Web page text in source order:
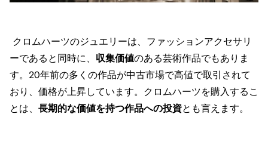
クロムハーツのジュエリーは、ファッションアクセサリ
ーであると同時に、 収集価値のある芸術作品でもありま
す。20年前の多くの作品が中古市場で高値で取引されて
おり、価格が上昇しています。クロムハーツを購入するこ
とは、 長期的な価値を持つ作品への投資とも言えます。